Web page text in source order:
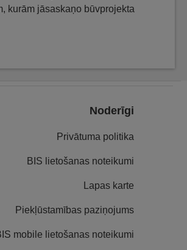
kurām jāsaskaņo būvprojekta
Noderīgi
Privātuma politika
BIS lietošanas noteikumi
Lapas karte
Piekļūstamības paziņojums
mobile lietošanas noteikumi